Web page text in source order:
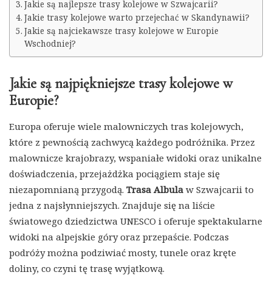
Jakie są najlepsze trasy kolejowe w Szwajcarii?
Jakie trasy kolejowe warto przejechać w Skandynawii?
Jakie są najciekawsze trasy kolejowe w Europie
Wschodniej?
Jakie są najpiękniejsze trasy kolejowe w
Europie?
Europa oferuje wiele malowniczych tras kolejowych,
które z pewnością zachwycą każdego podróżnika. Przez
malownicze krajobrazy, wspaniałe widoki oraz unikalne
doświadczenia, przejażdżka pociągiem staje się
niezapomnianą przygodą. Trasa Albula w Szwajcarii to
jedna z najsłynniejszych. Znajduje się na liście
światowego dziedzictwa UNESCO i oferuje spektakularne
widoki na alpejskie góry oraz przepaście. Podczas
podróży można podziwiać mosty, tunele oraz kręte
doliny, co czyni tę trasę wyjątkową.